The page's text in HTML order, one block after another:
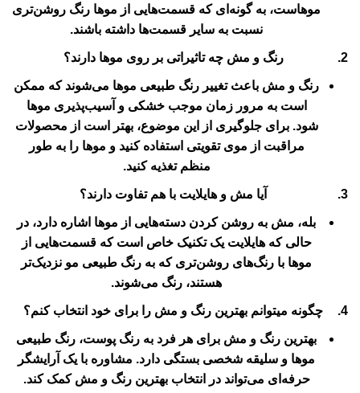
موهاست، به گونه‌ای که قسمت‌هایی از موها رنگ روشن‌تری
نسبت به سایر قسمت‌ها داشته باشند.
رنگ و مش چه تاثیراتی بر روی موها دارند؟
رنگ و مش باعث تغییر رنگ طبیعی موها می‌شوند که ممکن
است به مرور زمان موجب خشکی و آسیب‌پذیری موها
شود. برای جلوگیری از این موضوع، بهتر است از محصولات
مراقبت از موی تقویتی استفاده کنید و موها را به طور
منظم تغذیه کنید.
آیا مش و هایلایت با هم تفاوت دارند؟
بله، مش به روشن کردن دسته‌هایی از موها اشاره دارد، در
حالی که هایلایت یک تکنیک خاص است که قسمت‌هایی از
موها با رنگ‌های روشن‌تری که به رنگ طبیعی مو نزدیک‌تر
هستند، رنگ می‌شوند.
چگونه میتوانم بهترین رنگ و مش را برای خود انتخاب کنم؟
بهترین رنگ و مش برای هر فرد به رنگ پوست، رنگ طبیعی
موها و سلیقه شخصی بستگی دارد. مشاوره با یک آرایشگر
حرفه‌ای می‌تواند در انتخاب بهترین رنگ و مش کمک کند.